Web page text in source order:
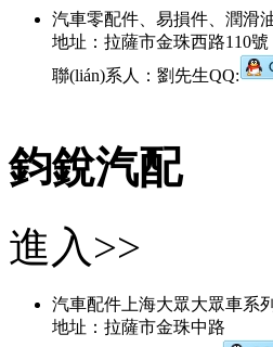
汽車零配件、易損件、潤
地址：拉薩市金珠西路110號
聯(lián)系人：劉先生QQ:
鈞銳汽配
進入>>
汽車配件上海大眾大眾車系
地址：拉薩市金珠中路